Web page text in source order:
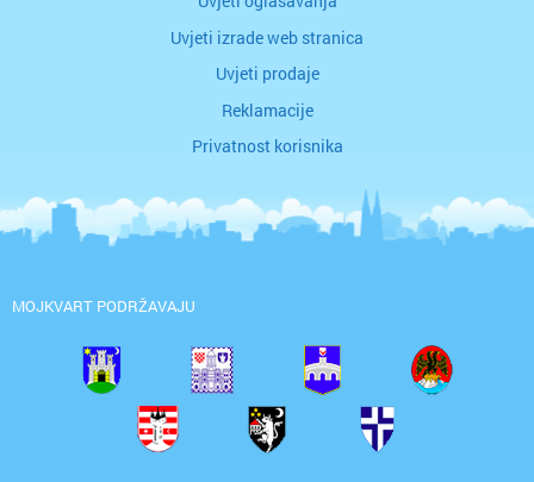
Uvjeti izrade web stranica
Uvjeti prodaje
Reklamacije
Privatnost korisnika
MOJKVART PODRŽAVAJU